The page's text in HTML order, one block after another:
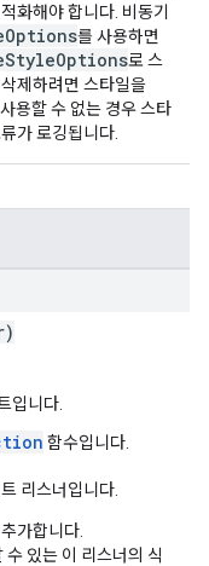
화해야 합니다. 비동기
를 사용하면
로 스
제하려면 스타일을
용할 수 없는 경우 스타
가 로깅됩니다.
입니다.
함수입니다.
리스너입니다.
가합니다.
수 있는 이 리스너의 식